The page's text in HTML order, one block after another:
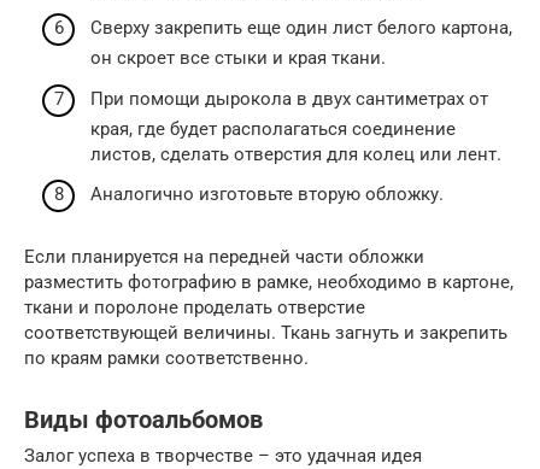
Сверху закрепить еще один лист белого картона,
он скроет все стыки и края ткани.
При помощи дырокола в двух сантиметрах от
края, где будет располагаться соединение
листов, сделать отверстия для колец или лент.
Аналогично изготовьте вторую обложку.
Если планируется на передней части обложки
разместить фотографию в рамке, необходимо в картоне,
ткани и поролоне проделать отверстие
соответствующей величины. Ткань загнуть и закрепить
по краям рамки соответственно.
Виды фотоальбомов
Залог успеха в творчестве – это удачная идея